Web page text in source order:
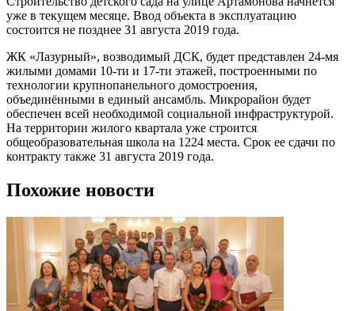
уже в текущем месяце. Ввод объекта в эксплуатацию
состоится не позднее 31 августа 2019 года.
ЖК «Лазурный», возводимый ДСК, будет представлен 24-мя
жилыми домами 10-ти и 17-ти этажей, построенными по
технологии крупнопанельного домостроения,
объединёнными в единый ансамбль. Микрорайон будет
обеспечен всей необходимой социальной инфраструктурой.
На территории жилого квартала уже строится
общеобразовательная школа на 1224 места. Срок ее сдачи по
контракту также 31 августа 2019 года.
Похожие новости